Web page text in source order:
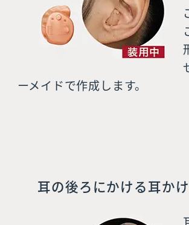
ーメイドで作成します。
耳の後ろにかける耳か